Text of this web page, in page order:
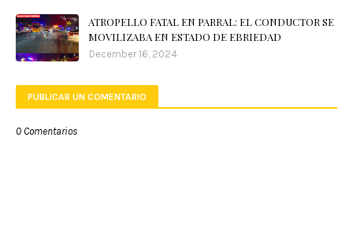
ATROPELLO FATAL EN PARRAL: EL CONDUCTOR SE
MOVILIZABA EN ESTADO DE EBRIEDAD
December 16, 2024
PUBLICAR UN COMENTARIO
0 Comentarios